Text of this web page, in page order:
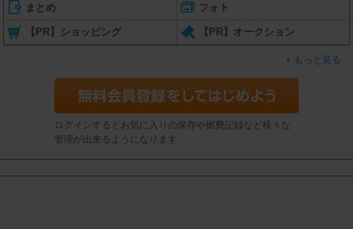
まとめ フォト
【PR】ショッピング 【PR】オークション
もっと見る
ログインするとお気に入りの保存や燃費記録など様々な
管理が出来るようになります